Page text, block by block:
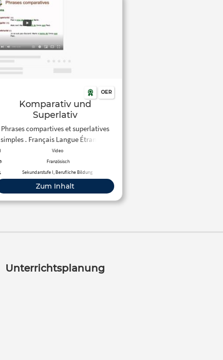
OER
Komparativ und
Superlativ
Phrases compartives et superlatives
simples . Français Langue Étrangère
(FLE)
Video
Französisch
Sekundarstufe I, Berufliche Bildung
Zum Inhalt
Unterrichtsplanung